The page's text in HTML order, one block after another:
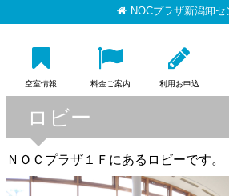
NOCプラザ新潟卸
空室情報 料金ご案内 利用お申込
ロビー
ＮＯＣプラザ１Ｆにあるロビーです。